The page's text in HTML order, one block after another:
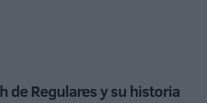
de Regulares y su historia